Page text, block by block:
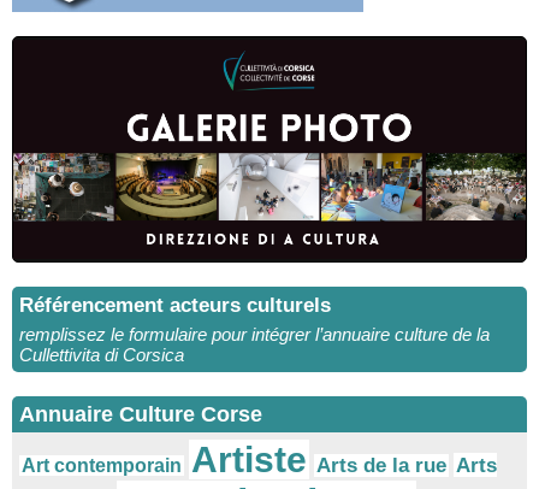
Référencement acteurs culturels
remplissez le formulaire pour intégrer l’annuaire culture de la
Cullettivita di Corsica
Annuaire Culture Corse
Art contemporain Artiste Arts de la rue Arts